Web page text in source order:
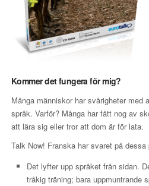
Kommer det fungera för mig?
Många människor har svårigheter med
språk. Varför? Många har fått nog av
att lära sig eller tror att dom är för lata.
Talk Now! Franska har svaret på dessa
Det lyfter upp språket från sidan.
tråkig träning; bara uppmuntrande